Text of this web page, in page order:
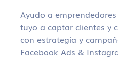
Ayudo a
tuyo a captar clientes y
con estrategia y
Facebook Ads &